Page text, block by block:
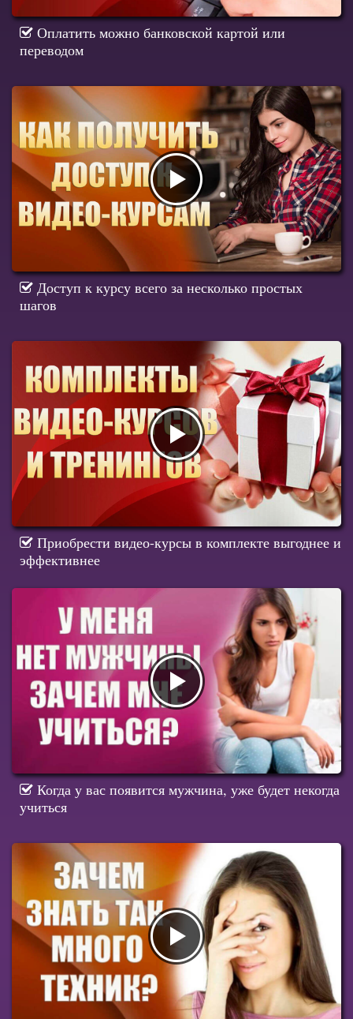
Оплатить можно банковской картой или
переводом
Доступ к курсу всего за несколько простых
шагов
Приобрести видео-курсы в комплекте выгоднее и
эффективнее
Когда у вас появится мужчина, уже будет некогда
учиться